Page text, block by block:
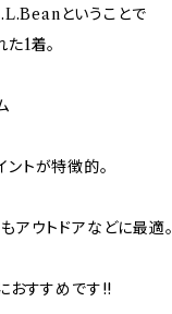
ということで
1着。
トが特徴的。
アウトドアなどに最適。
おすすめです!!